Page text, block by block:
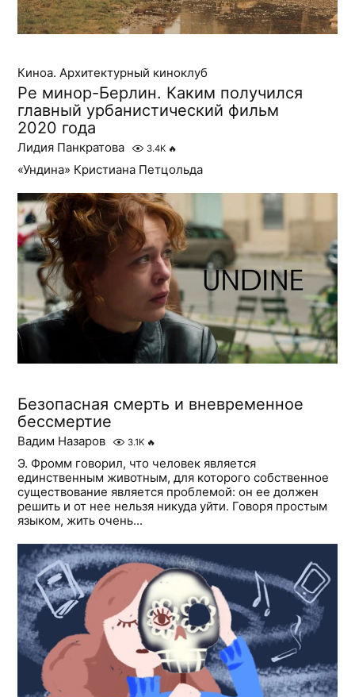
Киноа. Архитектурный киноклуб
Ре минор-Берлин. Каким получился
главный урбанистический фильм
2020 года
Лидия Панкратова 3.4K 🔥
«Ундина» Кристиана Петцольда
Безопасная смерть и вневременное
бессмертие
Вадим Назаров 3.1K 🔥
Э. Фромм говорил, что человек является
единственным животным, для которого собственное
существование является проблемой: он ее должен
решить и от нее нельзя никуда уйти. Говоря простым
языком, жить очень...